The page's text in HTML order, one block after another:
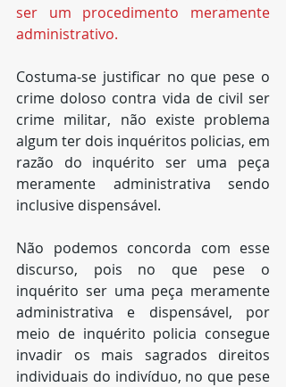
ser um procedimento meramente
administrativo.
Costuma-se justificar no que pese o
crime doloso contra vida de civil ser
crime militar, não existe problema
algum ter dois inquéritos policias, em
razão do inquérito ser uma peça
meramente administrativa sendo
inclusive dispensável.
Não podemos concorda com esse
discurso, pois no que pese o
inquérito ser uma peça meramente
administrativa e dispensável, por
meio de inquérito policia consegue
invadir os mais sagrados direitos
individuais do indivíduo, no que pese